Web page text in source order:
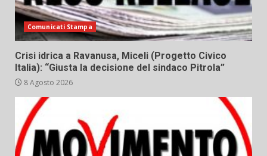
Comunicati Stampa
Crisi idrica a Ravanusa, Miceli (Progetto Civico
Italia): “Giusta la decisione del sindaco Pitrola”
8 Agosto 2026